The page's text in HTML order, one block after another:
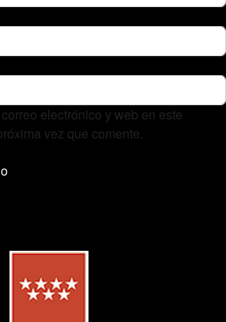
electrónico y web en este
vez que comente.